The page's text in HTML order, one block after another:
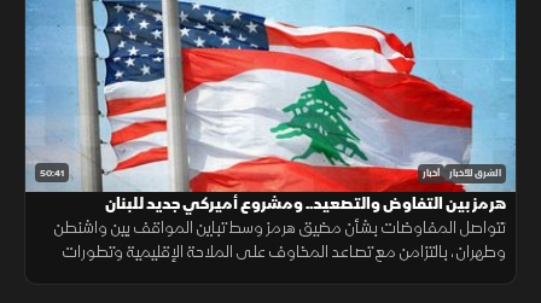
50:41 الشرق للأخبار أخبار
هرمز بين التفاوض والتصعيد.. ومشروع أميركي جديد للبنان
تتواصل المفاوضات بشأن مضيق هرمز وسط تباين المواقف بين واشنطن
وطهران، بالتزامن مع تصاعد المخاوف على الملاحة الإقليمية وتطورات